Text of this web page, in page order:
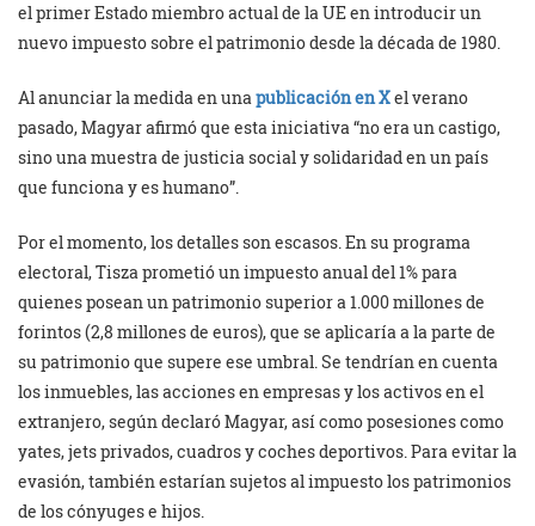
el primer Estado miembro actual de la UE en introducir un
nuevo impuesto sobre el patrimonio desde la década de 1980.
Al anunciar la medida en unapublicación en Xel verano
pasado, Magyar afirmó que esta iniciativa “no era un castigo,
sino una muestra de justicia social y solidaridad en un país
que funciona y es humano”.
Por el momento, los detalles son escasos. En su programa
electoral, Tisza prometió un impuesto anual del 1% para
quienes posean un patrimonio superior a 1.000 millones de
forintos (2,8 millones de euros), que se aplicaría a la parte de
su patrimonio que supere ese umbral. Se tendrían en cuenta
los inmuebles, las acciones en empresas y los activos en el
extranjero, según declaró Magyar, así como posesiones como
yates, jets privados, cuadros y coches deportivos. Para evitar la
evasión, también estarían sujetos al impuesto los patrimonios
de los cónyuges e hijos.